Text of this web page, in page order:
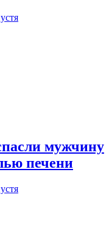
мужчину
печени